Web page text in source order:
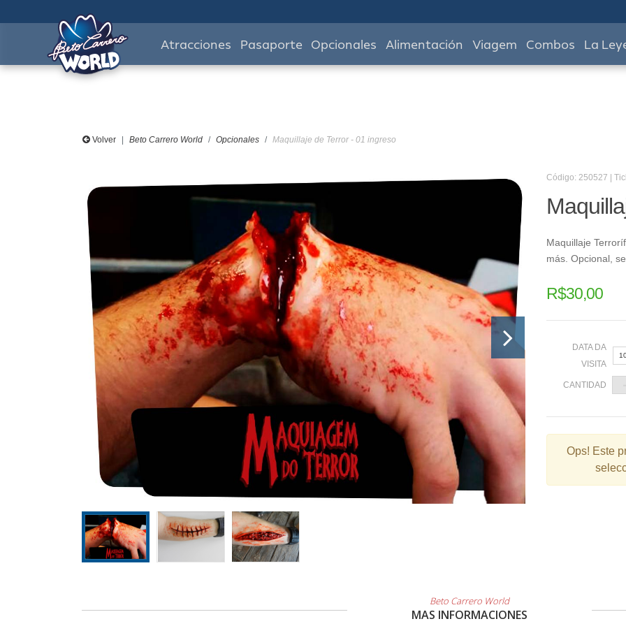
Atracciones Pasaporte Opcionales Alimentación Viagem Combos La
Volver Beto Carrero World Opcionales Maquillaje de Terror - 01 ingreso
Código: 250527 |
Maquillaje
más. Opcional,
R$30,00
DATA DA
VISITA
2
9
CANTIDAD
Ops! Este
Beto Carrero World
MAS INFORMACIONES